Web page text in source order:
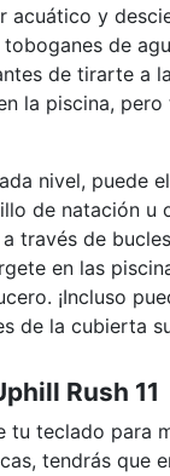
acuático y
de
de tirarte a
la piscina, pero
nivel, puede
de natación u
través de
en las
¡Incluso
de la cubierta
Rush 11
tu teclado para
tendrás que